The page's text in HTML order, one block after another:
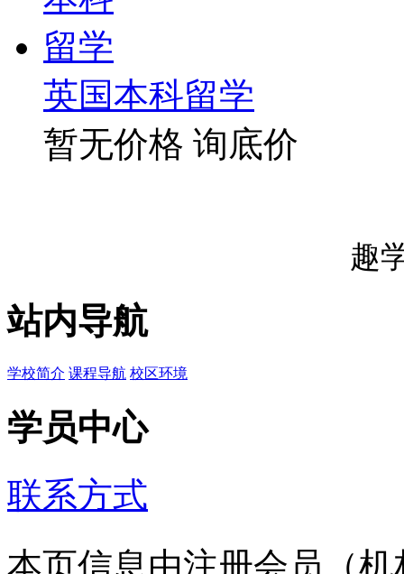
英国本科留学
暂无价格 询底价
趣
站内导航
学校简介 课程导航 校区环境
学员中心
联系方式
本页信息由注册会员（